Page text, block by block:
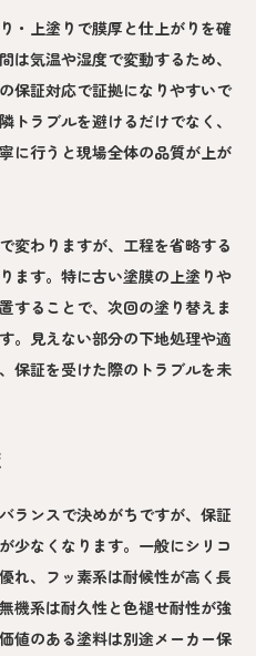
・上塗りで膜厚と仕上がりを確
は気温や湿度で変動するため、
保証対応で証拠になりやすいで
トラブルを避けるだけでなく、
に行うと現場全体の品質が上が
変わりますが、工程を省略する
ます。特に古い塗膜の上塗りや
することで、次回の塗り替えま
。見えない部分の下地処理や適
保証を受けた際のトラブルを未
ランスで決めがちですが、保証
少なくなります。一般にシリコ
れ、フッ素系は耐候性が高く長
機系は耐久性と色褪せ耐性が強
値のある塗料は別途メーカー保